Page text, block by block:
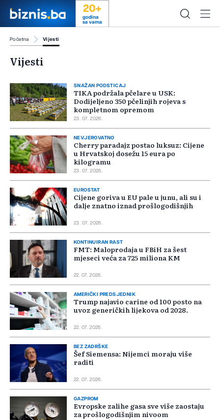
20+
godina
sa vama
Početna Vijesti
Vijesti
SNAŽAN PODSTICAJ
TIKA podržala pčelare u USK:
Dodijeljeno 350 pčelinjih rojeva s
kompletnom opremom
23. 07. 2026.
NEVJEROVATNO
Cherry paradajz postao luksuz: Cijene
u Hrvatskoj dosežu 15 eura po
kilogramu
23. 07. 2026.
EUROSTAT
Cijene goriva u EU pale u junu, ali su i
dalje znatno iznad prošlogodišnjih
23. 07. 2026.
KONTINUIRAN RAST
FMT: Maloprodaja u FBiH za šest
mjeseci veća za 725 miliona KM
22. 07. 2026.
AMERIČKI PREDSJEDNIK
Trump najavio carine od 100 posto na
uvoz generičkih lijekova od 2028.
22. 07. 2026.
BEZ ZADRŠKE
Šef Siemensa: Nijemci moraju više
raditi
22. 07. 2026.
GAZPROM
Evropske zalihe gasa sve više zaostaju
za prošlogodišnjim nivoom